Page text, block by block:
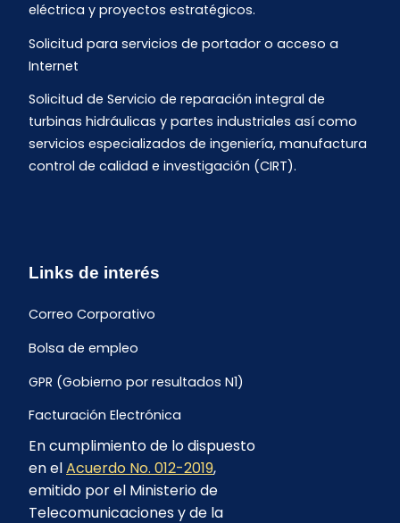
eléctrica y proyectos estratégicos.
Solicitud para servicios de portador o acceso a
Internet
Solicitud de Servicio de reparación integral de
turbinas hidráulicas y partes industriales así como
servicios especializados de ingeniería, manufactura
control de calidad e investigación (CIRT).
Links de interés
Correo Corporativo
Bolsa de empleo
GPR (Gobierno por resultados N1)
Facturación Electrónica
Archivo Histórico de Facturación
Portal Ambiental y Social
Proyecto Geotérmico Chachimbiro
En cumplimiento de lo dispuesto
en elAcuerdo No. 012-2019,
emitido por el Ministerio de
Telecomunicaciones y de la